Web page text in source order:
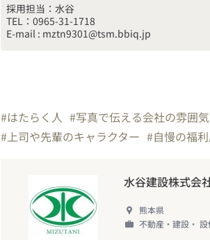
採用担当：水谷
TEL：0965-31-1718
E-mail : mztn9301@tsm.bbiq.jp
#はたらく人 #写真で伝える会社の雰囲気
#上司や先輩のキャラクター #自慢の福
水谷建設株式会
熊本県
不動産・建設・ 設